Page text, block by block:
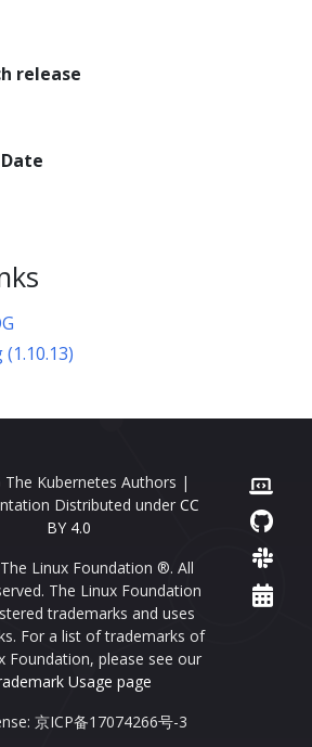
release
Kubernetes Authors |
Distributed under CC
BY 4.0
Linux Foundation ®. All
The Linux Foundation
trademarks and uses
For a list of trademarks of
Foundation, please see our
Usage page
京ICP备17074266号-3